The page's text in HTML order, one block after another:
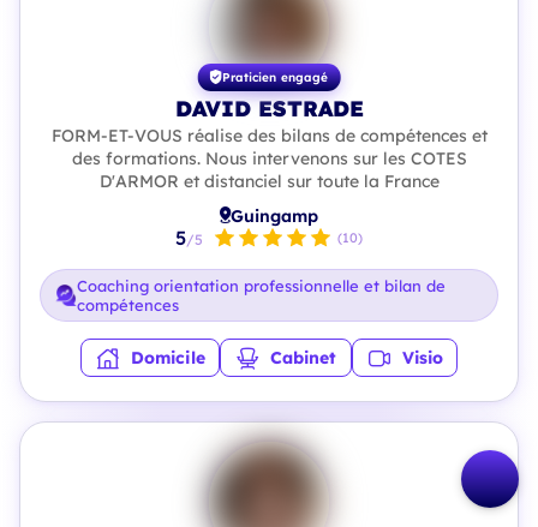
Praticien engagé
DAVID ESTRADE
FORM-ET-VOUS réalise des bilans de compétences et
des formations. Nous intervenons sur les COTES
D'ARMOR et distanciel sur toute la France
Guingamp
5/5 (10)
Coaching orientation professionnelle et bilan de
compétences
Domicile Cabinet Visio